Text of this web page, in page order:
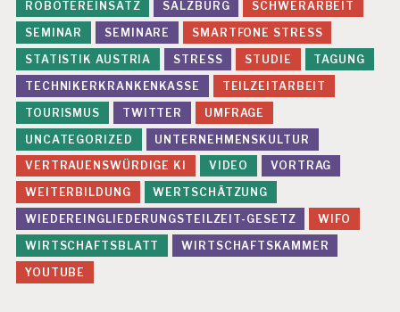
B
E
L
A
S
T
U
N
G
E
N
F
E
H
L
B
ROBOTEREINSATZ
SALZBURG
SCHWERARBEIT
SEMINAR
SEMINARE
SMARTFONE STRESS
STATISTIK AUSTRIA
STRESS STUDIE
TAGUNG
TECHNIKERKRANKENKASSE
TEILZEITARBEIT
TOURISMUS
TWITTER
UMFRAGE
UNCATEGORIZED
UNTERNEHMENSKULTUR
VERTRAUENSWÜRDIGE KI
VIDEO
VORTRAG
WEITERBILDUNG
WERTSCHÄTZUNG
WIEDEREINGLIEDERUNGSTEILZEIT-GESETZ
WIFO
WIRTSCHAFTSBLATT
WIRTSCHAFTSKAMMER
YOUTUBE